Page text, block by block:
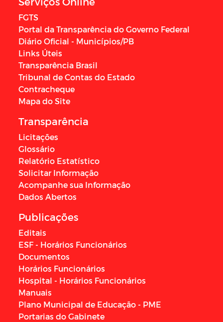
FGTS
Portal da Transparência do Governo Federal
Diário Oficial - Municípios/PB
Links Úteis
Transparência Brasil
Tribunal de Contas do Estado
Contracheque
Mapa do Site
Transparência
Licitações
Glossário
Relatório Estatístico
Solicitar Informação
Acompanhe sua Informação
Dados Abertos
Publicações
Editais
ESF - Horários Funcionários
Documentos
Horários Funcionários
Hospital - Horários Funcionários
Manuais
Plano Municipal de Educação - PME
Portarias do Gabinete